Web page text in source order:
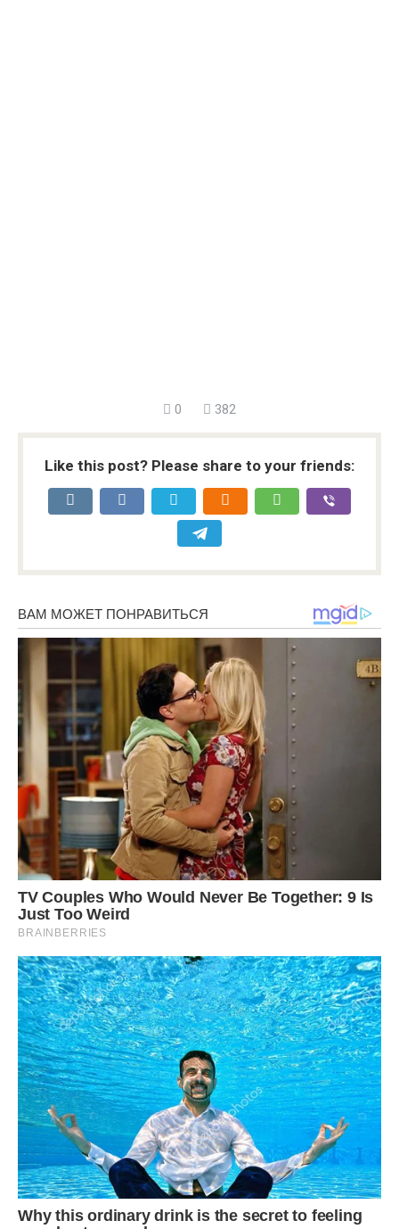
0 382
Like this post? Please share to your friends: